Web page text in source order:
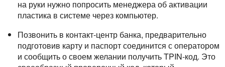
на руки нужно попросить менеджера об активации
пластика в системе через компьютер.
Позвонить в контакт-центр банка, предварительно
подготовив карту и паспорт соединится с оператором
и сообщить о своем желании получить TPIN-код. Это